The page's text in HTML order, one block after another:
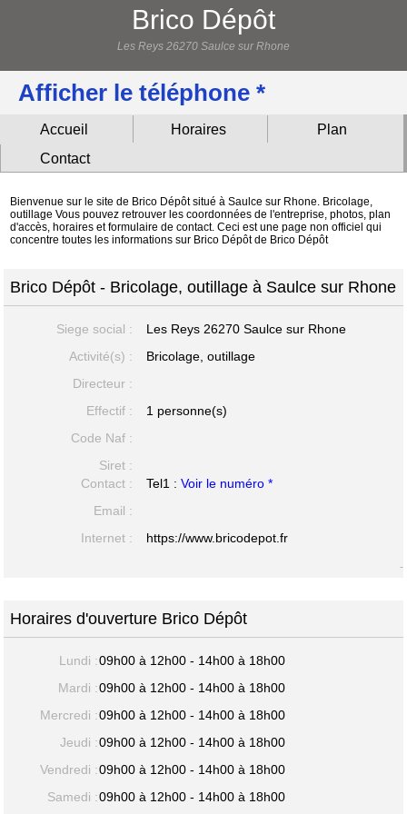
Brico Dépôt
Les Reys 26270 Saulce sur Rhone
Afficher le téléphone *
Accueil Horaires
Plan
Contact
Bienvenue sur le site de Brico Dépôt situé à Saulce sur Rhone. Bricolage,
outillage Vous pouvez retrouver les coordonnées de l'entreprise, photos, plan
d'accès, horaires et formulaire de contact. Ceci est une page non officiel qui
concentre toutes les informations sur Brico Dépôt de Brico Dépôt
Brico Dépôt - Bricolage, outillage à Saulce sur Rhone
Siege social : Les Reys 26270 Saulce sur Rhone
Activité(s) :
Bricolage, outillage
Directeur :
Effectif :
1 personne(s)
Code Naf :
Siret :
Contact :
Tel1 :Voir le numéro *
Email :
Internet :
https://www.bricodepot.fr
-
Horaires d'ouverture Brico Dépôt
Lundi :09h00 à 12h00 - 14h00 à 18h00
Mardi :09h00 à 12h00 - 14h00 à 18h00
Mercredi :09h00 à 12h00 - 14h00 à 18h00
Jeudi :09h00 à 12h00 - 14h00 à 18h00
Vendredi :09h00 à 12h00 - 14h00 à 18h00
Samedi :09h00 à 12h00 - 14h00 à 18h00